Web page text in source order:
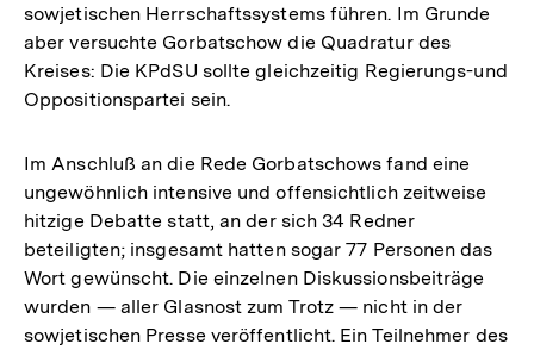
sowjetischen Herrschaftssystems führen. Im Grunde
aber versuchte Gorbatschow die Quadratur des
Kreises: Die KPdSU sollte gleichzeitig Regierungs-und
Oppositionspartei sein.
Im Anschluß an die Rede Gorbatschows fand eine
ungewöhnlich intensive und offensichtlich zeitweise
hitzige Debatte statt, an der sich 34 Redner
beteiligten; insgesamt hatten sogar 77 Personen das
Wort gewünscht. Die einzelnen Diskussionsbeiträge
wurden — aller Glasnost zum Trotz — nicht in der
sowjetischen Presse veröffentlicht. Ein Teilnehmer des